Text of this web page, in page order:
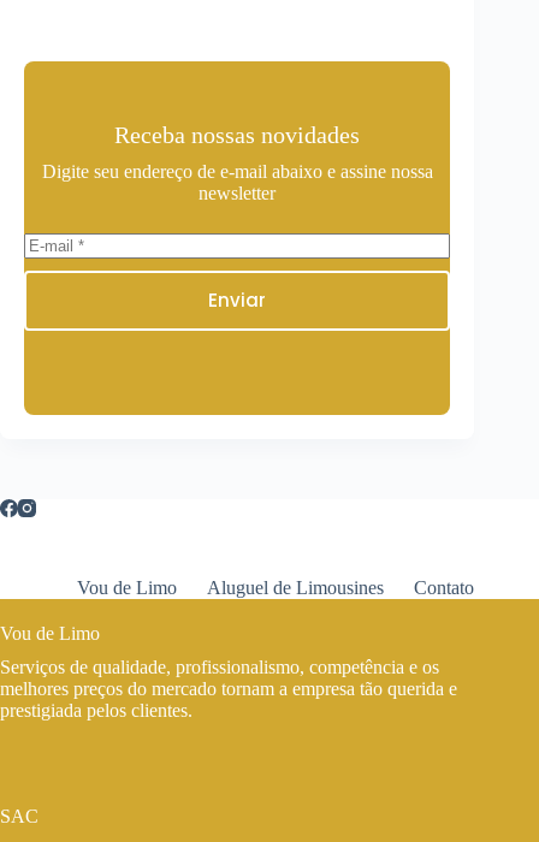
Receba nossas novidades
Digite seu endereço de e-mail abaixo e assine nossa
newsletter
Enviar
Vou de Limo Aluguel de Limousines Contato
Vou de Limo
Serviços de qualidade, profissionalismo, competência e os
melhores preços do mercado tornam a empresa tão querida e
prestigiada pelos clientes.
SAC